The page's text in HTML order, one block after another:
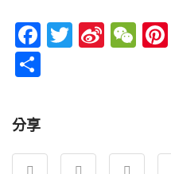
Facebook
Twitter
Sina
分享